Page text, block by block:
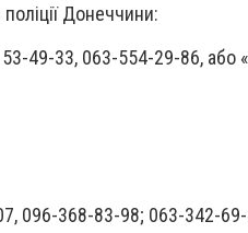
Донеччини:
49-33, 063-554-29-86, або
096-368-83-98; 063-342-